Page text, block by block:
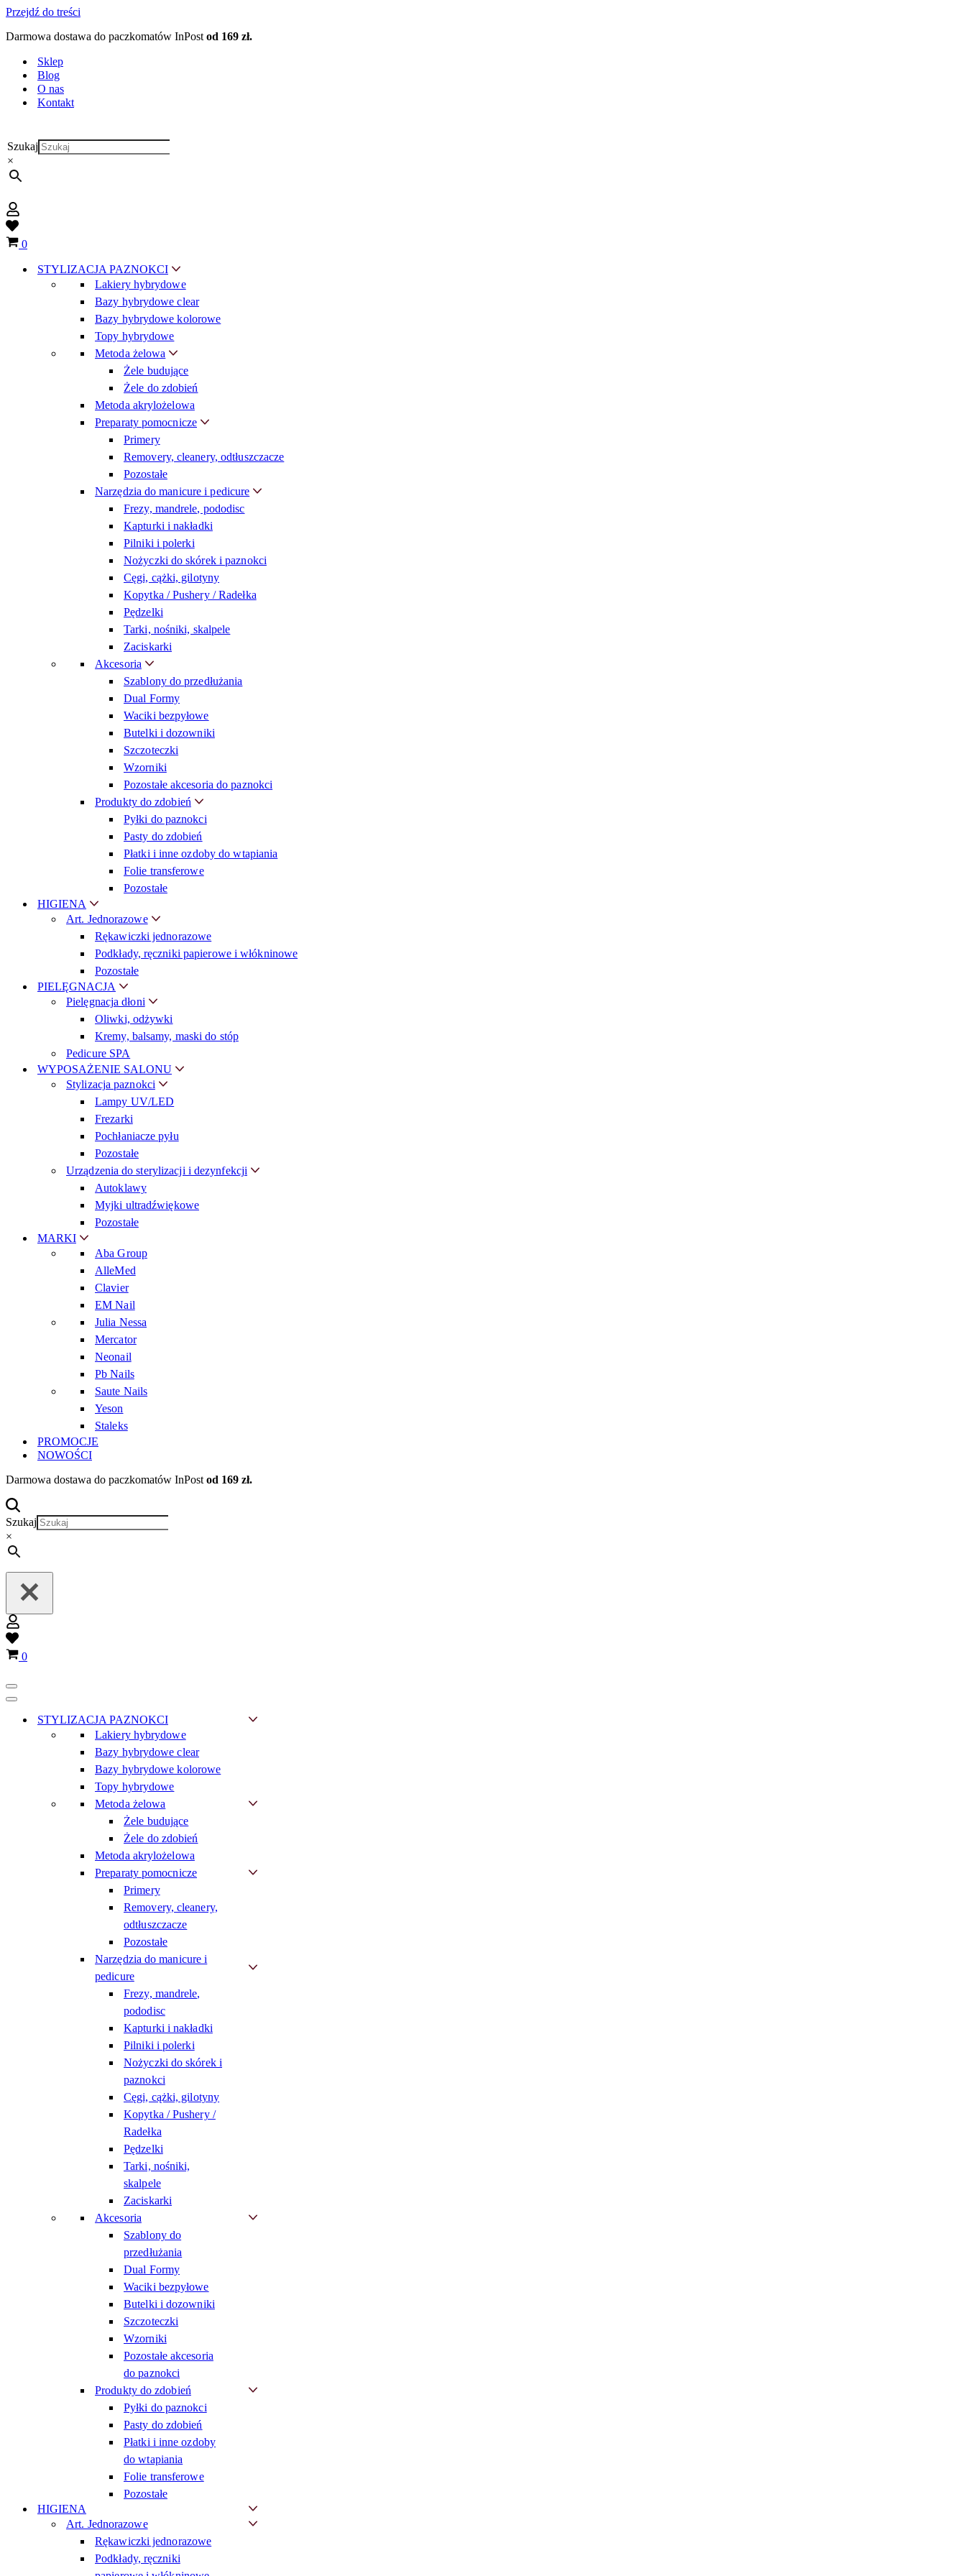
Przejdź do treści
Darmowa dostawa do paczkomatów InPost od 169 zł.
Sklep
Blog
O nas
Kontakt
Szukaj
×
Wish
listKoszyk
0
STYLIZACJA PAZNOKCI
Lakiery hybrydowe
Bazy hybrydowe clear
Bazy hybrydowe kolorowe
Topy hybrydowe
Metoda żelowa
Żele budujące
Żele do zdobień
Metoda akrylożelowa
Preparaty pomocnicze
Primery
Removery, cleanery, odtłuszczacze
Pozostałe
Narzędzia do manicure i pedicure
Frezy, mandrele, pododisc
Kapturki i nakładki
Pilniki i polerki
Nożyczki do skórek i paznokci
Cęgi, cążki, gilotyny
Kopytka / Pushery / Radełka
Pędzelki
Tarki, nośniki, skalpele
Zaciskarki
Akcesoria
Szablony do przedłużania
Dual Formy
Waciki bezpyłowe
Butelki i dozowniki
Szczoteczki
Wzorniki
Pozostałe akcesoria do paznokci
Produkty do zdobień
Pyłki do paznokci
Pasty do zdobień
Płatki i inne ozdoby do wtapiania
Folie transferowe
Pozostałe
HIGIENA
Art. Jednorazowe
Rękawiczki jednorazowe
Podkłady, ręczniki papierowe i włókninowe
Pozostałe
PIELĘGNACJA
Pielęgnacja dłoni
Oliwki, odżywki
Kremy, balsamy, maski do stóp
Pedicure SPA
WYPOSAŻENIE SALONU
Stylizacja paznokci
Lampy UV/LED
Frezarki
Pochłaniacze pyłu
Pozostałe
Urządzenia do sterylizacji i dezynfekcji
Autoklawy
Myjki ultradźwiękowe
Pozostałe
MARKI
Aba Group
AlleMed
Clavier
EM Nail
Julia Nessa
Mercator
Neonail
Pb Nails
Saute Nails
Yeson
Staleks
PROMOCJE
NOWOŚCI
Darmowa dostawa do paczkomatów InPost od 169 zł.
Szukaj
×
Wish
listKoszyk
0
Menu
nawigacji
Menu
nawigacjiSTYLIZACJA PAZNOKCI
Lakiery hybrydowe
Bazy hybrydowe clear
Bazy hybrydowe kolorowe
Topy hybrydowe
Metoda żelowa
Żele budujące
Żele do zdobień
Metoda akrylożelowa
Preparaty pomocnicze
Primery
Removery, cleanery,
odtłuszczacze
Pozostałe
Narzędzia do manicure i
pedicure
Frezy, mandrele,
pododisc
Kapturki i nakładki
Pilniki i polerki
Nożyczki do skórek i
paznokci
Cęgi, cążki, gilotyny
Kopytka / Pushery /
Radełka
Pędzelki
Tarki, nośniki,
skalpele
Zaciskarki
Akcesoria
Szablony do
przedłużania
Dual Formy
Waciki bezpyłowe
Butelki i dozowniki
Szczoteczki
Wzorniki
Pozostałe akcesoria
do paznokci
Produkty do zdobień
Pyłki do paznokci
Pasty do zdobień
Płatki i inne ozdoby
do wtapiania
Folie transferowe
Pozostałe
HIGIENA
Art. Jednorazowe
Rękawiczki jednorazowe
Podkłady, ręczniki